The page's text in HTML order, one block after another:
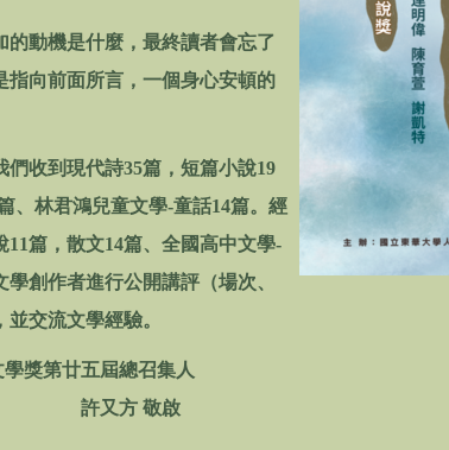
動機是什麼，最終讀者會忘了
指向前面所言，一個身心安頓的
收到現代詩35篇，短篇小說19
、林君鴻兒童文學-童話14篇。經
篇，散文14篇、全國高中文學-
創作者進行公開講評（場次、
交流文學經驗。
總召集人
啟